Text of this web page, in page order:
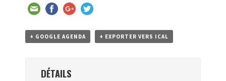
+ GOOGLE AGENDA + EXPORTER VERS ICAL
DÉTAILS